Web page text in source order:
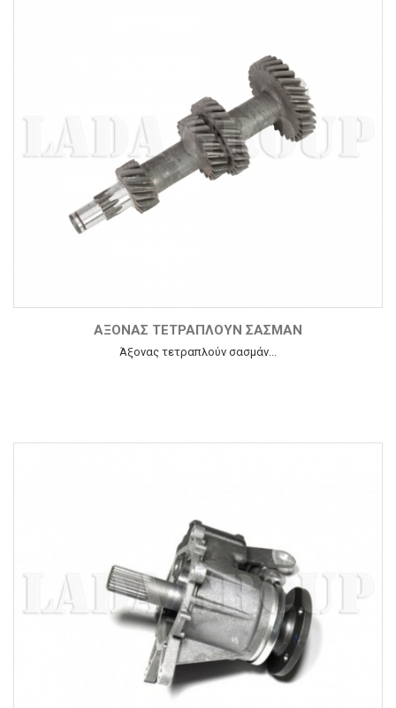
ΆΞΟΝΑΣ ΤΕΤΡΑΠΛΟΎΝ ΣΑΣΜΆΝ
Άξονας τετραπλούν σασμάν...